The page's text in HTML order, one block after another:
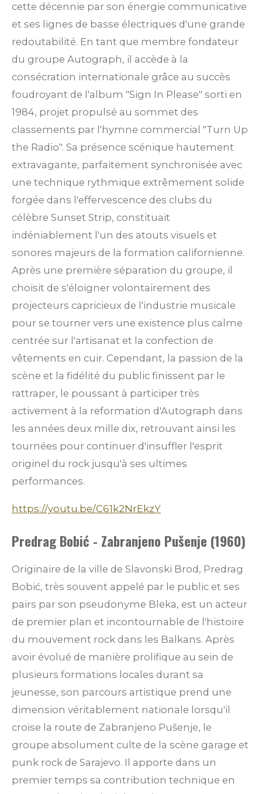
cette décennie par son énergie communicative
et ses lignes de basse électriques d'une grande
redoutabilité. En tant que membre fondateur
du groupe Autograph, il accède à la
consécration internationale grâce au succès
foudroyant de l'album "Sign In Please" sorti en
1984, projet propulsé au sommet des
classements par l'hymne commercial "Turn Up
the Radio". Sa présence scénique hautement
extravagante, parfaitement synchronisée avec
une technique rythmique extrêmement solide
forgée dans l'effervescence des clubs du
célèbre Sunset Strip, constituait
indéniablement l'un des atouts visuels et
sonores majeurs de la formation californienne.
Après une première séparation du groupe, il
choisit de s'éloigner volontairement des
projecteurs capricieux de l'industrie musicale
pour se tourner vers une existence plus calme
centrée sur l'artisanat et la confection de
vêtements en cuir. Cependant, la passion de la
scène et la fidélité du public finissent par le
rattraper, le poussant à participer très
activement à la reformation d'Autograph dans
les années deux mille dix, retrouvant ainsi les
tournées pour continuer d'insuffler l'esprit
originel du rock jusqu'à ses ultimes
performances.
https://youtu.be/C61k2NrEkzY
Predrag Bobić - Zabranjeno Pušenje (1960)
Originaire de la ville de Slavonski Brod, Predrag
Bobić, très souvent appelé par le public et ses
pairs par son pseudonyme Bleka, est un acteur
de premier plan et incontournable de l'histoire
du mouvement rock dans les Balkans. Après
avoir évolué de manière prolifique au sein de
plusieurs formations locales durant sa
jeunesse, son parcours artistique prend une
dimension véritablement nationale lorsqu'il
croise la route de Zabranjeno Pušenje, le
groupe absolument culte de la scène garage et
punk rock de Sarajevo. Il apporte dans un
premier temps sa contribution technique en